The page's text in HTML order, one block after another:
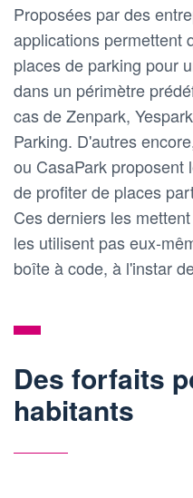
Proposées par des
applications permettent
places de parking pour
dans un périmètre
cas de Zenpark,
Parking. D'autres
ou CasaPark proposent
de profiter de places
Ces derniers les
les utilisent pas eux-
boîte à code, à l'instar
Des forfaits
habitants